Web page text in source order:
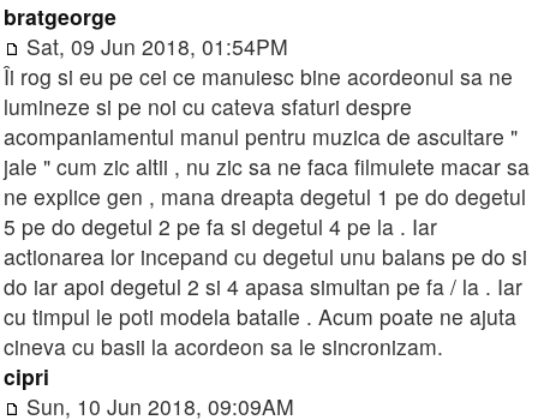
bratgeorge
Sat, 09 Jun 2018, 01:54PM
Îi rog si eu pe cei ce manuiesc bine acordeonul sa ne
lumineze si pe noi cu cateva sfaturi despre
acompaniamentul manul pentru muzica de ascultare "
jale " cum zic altii , nu zic sa ne faca filmulete macar sa
ne explice gen , mana dreapta degetul 1 pe do degetul
5 pe do degetul 2 pe fa si degetul 4 pe la . Iar
actionarea lor incepand cu degetul unu balans pe do si
do iar apoi degetul 2 si 4 apasa simultan pe fa / la . Iar
cu timpul le poti modela bataile . Acum poate ne ajuta
cineva cu basii la acordeon sa le sincronizam.
cipri
Sun, 10 Jun 2018, 09:09AM